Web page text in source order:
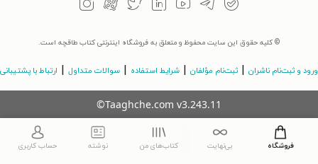
© کلیه حقوق این سایت محفوظ و متعلق به فروشگاه اینترنتی کتاب طاقچه است.
ورود و ثبت‌نام ناشران ثبت‌نام مؤلفان شرایط استفاده سوالات متداول ارتباط با پشتیبانی
©Taaghche.com v3.243.11
فروشگاه بی‌نهایت کتاب‌های من نوشته حساب کاربری